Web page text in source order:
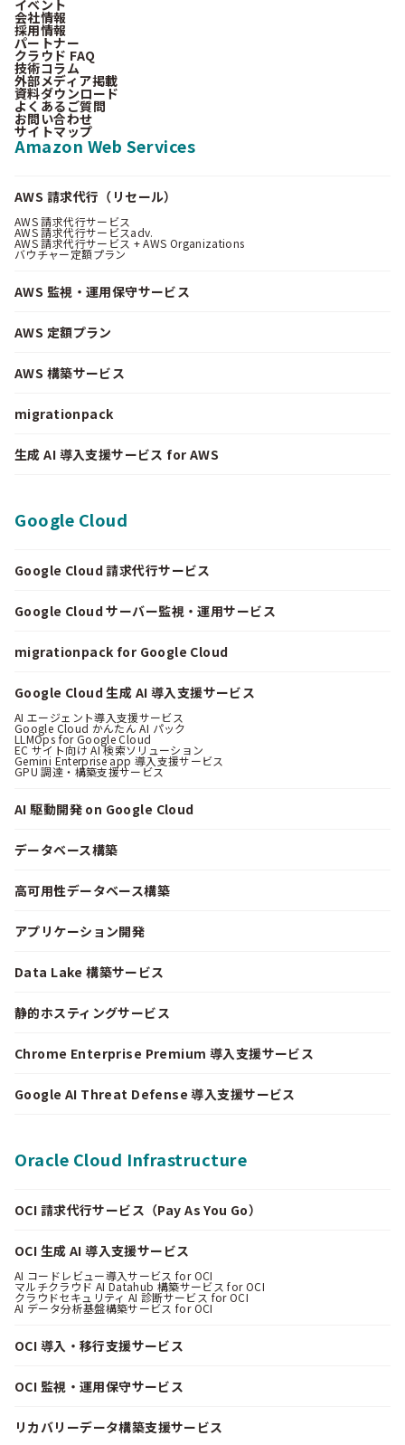
イベント
会社情報
採用情報
パートナー
クラウド FAQ
技術コラム
外部メディア掲載
資料ダウンロード
よくあるご質問
お問い合わせ
サイトマップ
Amazon Web Services
AWS 請求代行（リセール）
AWS 請求代行サービス
AWS 請求代行サービスadv.
AWS 請求代行サービス + AWS Organizations
バウチャー定額プラン
AWS 監視・運用保守サービス
AWS 定額プラン
AWS 構築サービス
migrationpack
生成 AI 導入支援サービス for AWS
Google Cloud
Google Cloud 請求代行サービス
Google Cloud サーバー監視・運用サービス
migrationpack for Google Cloud
Google Cloud 生成 AI 導入支援サービス
AI エージェント導入支援サービス
Google Cloud かんたん AI パック
LLMOps for Google Cloud
EC サイト向け AI 検索ソリューション
Gemini Enterprise app 導入支援サービス
GPU 調達・構築支援サービス
AI 駆動開発 on Google Cloud
データベース構築
高可用性データベース構築
アプリケーション開発
Data Lake 構築サービス
静的ホスティングサービス
Chrome Enterprise Premium 導入支援サービス
Google AI Threat Defense 導入支援サービス
Oracle Cloud Infrastructure
OCI 請求代行サービス（Pay As You Go）
OCI 生成 AI 導入支援サービス
AI コードレビュー導入サービス for OCI
マルチクラウド AI Datahub 構築サービス for OCI
クラウドセキュリティ AI 診断サービス for OCI
AI データ分析基盤構築サービス for OCI
OCI 導入・移行支援サービス
OCI 監視・運用保守サービス
リカバリーデータ構築支援サービス